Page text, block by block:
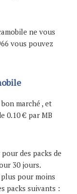
ne vous
vous pouvez
marché , et
0.10 € par MB
des packs de
30 jours.
pour moins
packs suivants :